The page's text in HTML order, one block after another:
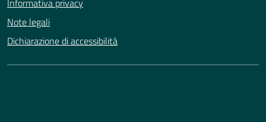
Informativa privacy
Note legali
Dichiarazione di accessibilità